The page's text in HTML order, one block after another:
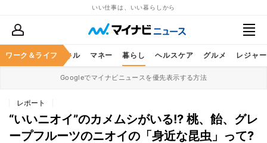
いい仕事は、いい暮らしから
ワーク＆ライフ
ア ビジネススキル マネー 暮らし ヘルスケア グルメ レジャー
Googleでマイナビニュースを優先表示する方法
レポート
“いいニオイ”のカメムシがいる!? 桃、飴、グレ
ープフルーツのニオイの「身近な昆虫」って?